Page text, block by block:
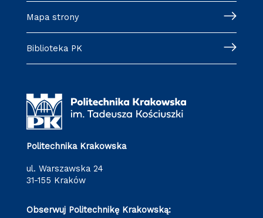
Mapa strony
Biblioteka PK
Politechnika Krakowska
ul. Warszawska 24
31-155 Kraków
Obserwuj Politechnikę Krakowską: